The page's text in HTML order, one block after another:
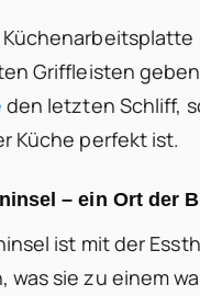
Küchenarbeitsplatte
Griffleisten
den letzten Schliff,
Küche perfekt ist.
– ein Ort der
ist mit der
was sie zu einem